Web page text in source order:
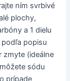
ním svrbivé
plochy,
a 1 dielu
popisu
zmyte (ideálne
sódu
prípade